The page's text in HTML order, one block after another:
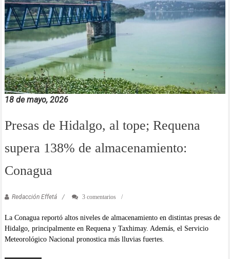
18 de mayo, 2026
Presas de Hidalgo, al tope; Requena
supera 138% de almacenamiento:
Conagua
Redacción Effetá 3 comentarios
La Conagua reportó altos niveles de almacenamiento en distintas presas de
Hidalgo, principalmente en Requena y Taxhimay. Además, el Servicio
Meteorológico Nacional pronostica más lluvias fuertes.